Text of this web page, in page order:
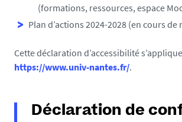
(formations, ressources, espace
Plan d’actions 2024-2028 (en cours de
Cette déclaration d’accessibilité
https://www.univ-nantes.fr/.
Déclaration de